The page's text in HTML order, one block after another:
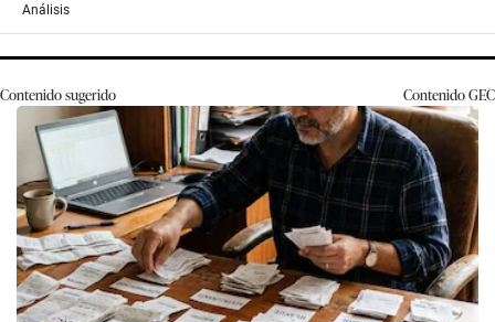
Análisis
Contenido sugerido ContenidoGEC